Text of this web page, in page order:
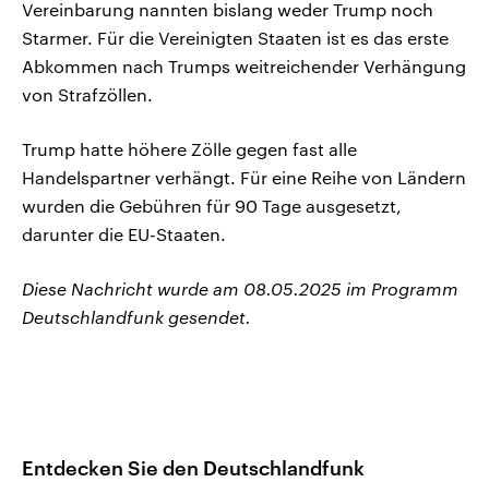
Vereinbarung nannten bislang weder Trump noch
Starmer. Für die Vereinigten Staaten ist es das erste
Abkommen nach Trumps weitreichender Verhängung
von Strafzöllen.
Trump hatte höhere Zölle gegen fast alle
Handelspartner verhängt. Für eine Reihe von Ländern
wurden die Gebühren für 90 Tage ausgesetzt,
darunter die EU-Staaten.
Diese Nachricht wurde am 08.05.2025 im Programm
Deutschlandfunk gesendet.
Entdecken Sie den Deutschlandfunk